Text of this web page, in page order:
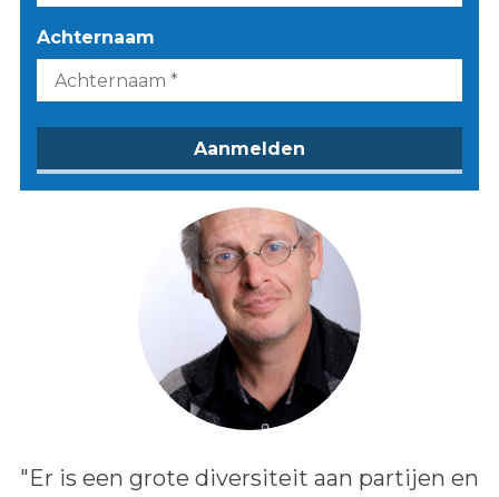
Achternaam
Lees het bericht:
"Er is een grote diversiteit aan partijen en